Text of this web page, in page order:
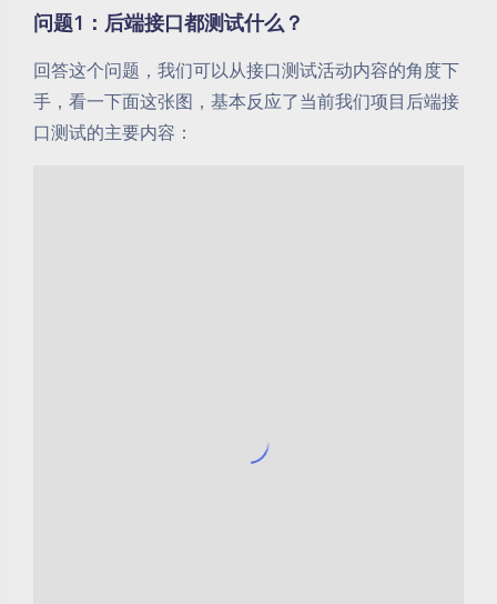
问题1：后端接口都测试什么？
回答这个问题，我们可以从接口测试活动内容的角度下
手，看一下面这张图，基本反应了当前我们项目后端接
口测试的主要内容：